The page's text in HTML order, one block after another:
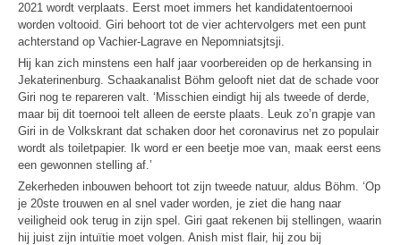
2021 wordt verplaats. Eerst moet immers het kandidatentoernooi
worden voltooid. Giri behoort tot de vier achtervolgers met een punt
achterstand op Vachier-Lagrave en Nepomniatsjtsji.
Hij kan zich minstens een half jaar voorbereiden op de herkansing in
Jekaterinenburg. Schaakanalist Böhm gelooft niet dat de schade voor
Giri nog te repareren valt. ‘Misschien eindigt hij als tweede of derde,
maar bij dit toernooi telt alleen de eerste plaats. Leuk zo’n grapje van
Giri in de Volkskrant dat schaken door het coronavirus net zo populair
wordt als toiletpapier. Ik word er een beetje moe van, maak eerst eens
een gewonnen stelling af.’
Zekerheden inbouwen behoort tot zijn tweede natuur, aldus Böhm. ‘Op
je 20ste trouwen en al snel vader worden, je ziet die hang naar
veiligheid ook terug in zijn spel. Giri gaat rekenen bij stellingen, waarin
hij juist zijn intuïtie moet volgen. Anish mist flair, hij zou bij